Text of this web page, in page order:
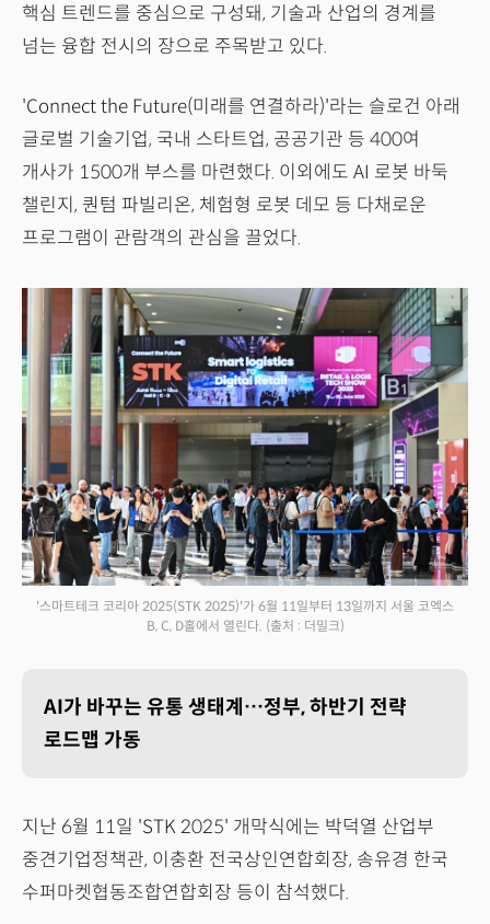
핵심 트렌드를 중심으로 구성돼, 기술과 산업의 경계를
넘는 융합 전시의 장으로 주목받고 있다.
'Connect the Future(미래를 연결하라)'라는 슬로건 아래
글로벌 기술기업, 국내 스타트업, 공공기관 등 400여
개사가 1500개 부스를 마련했다. 이외에도 AI 로봇 바둑
챌린지, 퀀텀 파빌리온, 체험형 로봇 데모 등 다채로운
프로그램이 관람객의 관심을 끌었다.
'스마트테크 코리아 2025(STK 2025)'가 6월 11일부터 13일까지 서울 코엑스
B, C, D홀에서 열린다. (출처 : 더밀크)
AI가 바꾸는 유통 생태계…정부, 하반기 전략
로드맵 가동
지난 6월 11일 'STK 2025' 개막식에는 박덕열 산업부
중견기업정책관, 이충환 전국상인연합회장, 송유경 한국
수퍼마켓협동조합연합회장 등이 참석했다.